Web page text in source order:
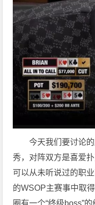
今天我们要讨论
秀，对阵双方是喜爱
可以从未听说过的职
的WSOP主赛事中取
圈有一个“终级boss”的